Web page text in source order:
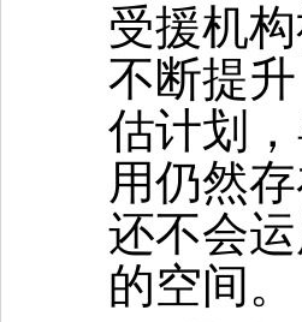
受援机构
不断提
估计划
用仍然
还不会运
的空间。